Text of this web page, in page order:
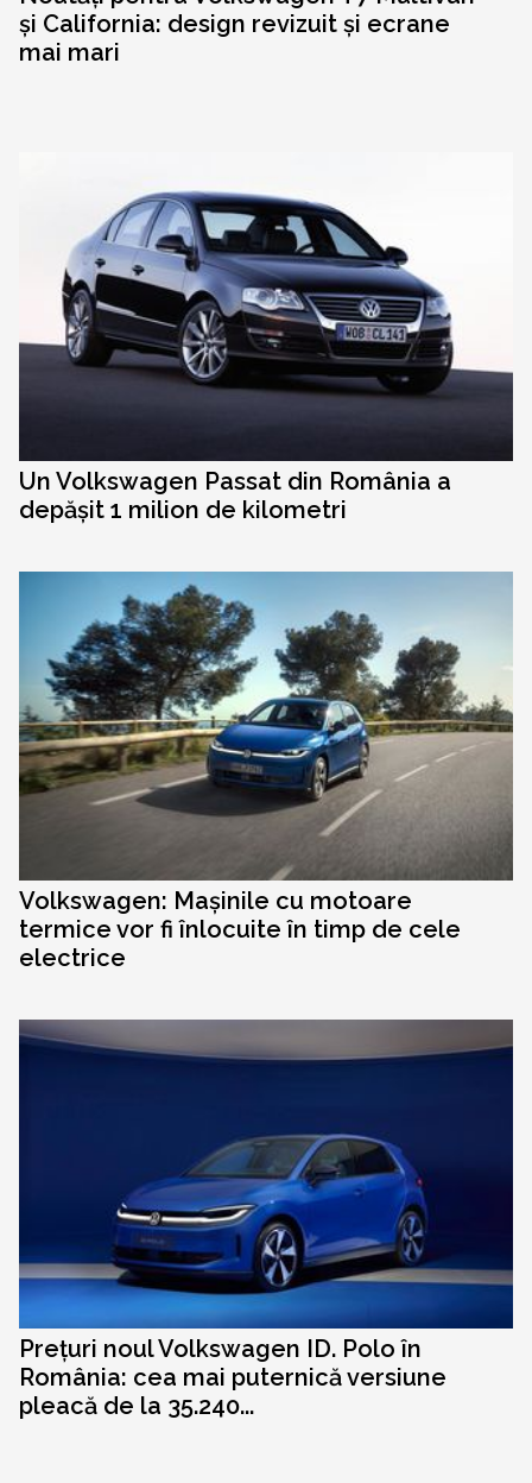
și California: design revizuit și ecrane
mai mari
Un Volkswagen Passat din România a
depășit 1 milion de kilometri
Volkswagen: Mașinile cu motoare
termice vor fi înlocuite în timp de cele
electrice
Prețuri noul Volkswagen ID. Polo în
România: cea mai puternică versiune
pleacă de la 35.240...